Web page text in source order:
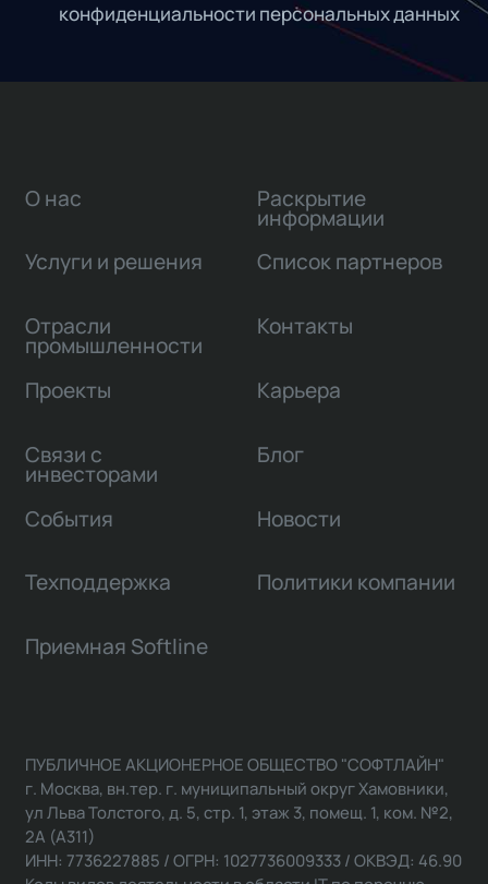
конфиденциальности персональных данных
О нас
Услуги и решения
Отрасли
промышленности
Проекты
Связи с
инвесторами
Раскрытие
информации
Список партнеров
Контакты
Карьера
Блог
События Новости
Техподдержка Политики компании
Приемная Softline
ПУБЛИЧНОЕ АКЦИОНЕРНОЕ ОБЩЕСТВО "СОФТЛАЙН"
г. Москва, вн.тер. г. муниципальный округ Хамовники,
ул Льва Толстого, д. 5, стр. 1, этаж 3, помещ. 1, ком. №2,
2А (А311)
ИНН: 7736227885 / ОГРН: 1027736009333 / ОКВЭД: 46.90